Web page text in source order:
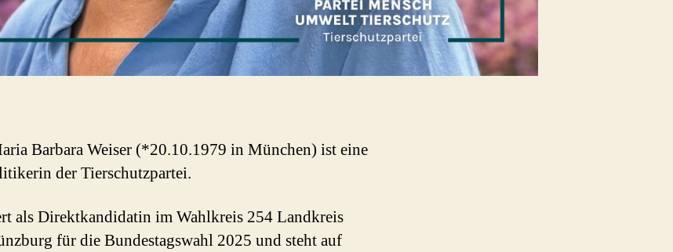
Barbara Weiser (*20.10.1979 in München) ist eine
der Tierschutzpartei.
als Direktkandidatin im Wahlkreis 254 Landkreis
für die Bundestagswahl 2025 und steht auf